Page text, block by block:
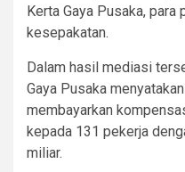
Kerta Gaya Pusaka,
kesepakatan.
Dalam hasil mediasi
Gaya Pusaka
membayarkan
kepada 131 pekerja
miliar.